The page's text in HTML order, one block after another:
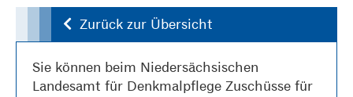
Zurück zur Übersicht
Sie können beim Niedersächsischen
Landesamt für Denkmalpflege Zuschüsse für